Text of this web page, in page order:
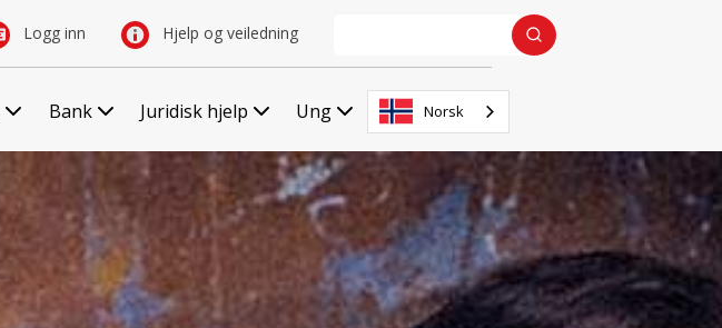
Logg inn Hjelp og veiledning
Bank Juridisk hjelp Ung Norsk